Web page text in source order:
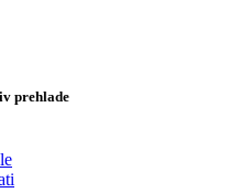
prehlade